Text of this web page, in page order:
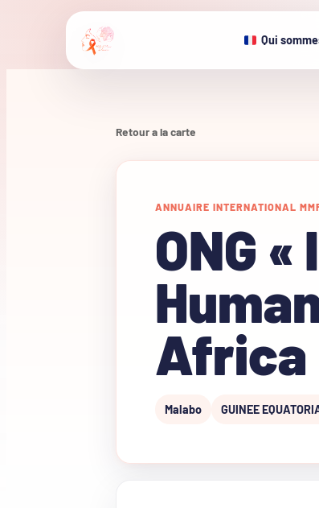
Qui
Retour a la carte
ANNUAIRE INTERNATIONAL
ONG
Africa
Malabo GUINEE